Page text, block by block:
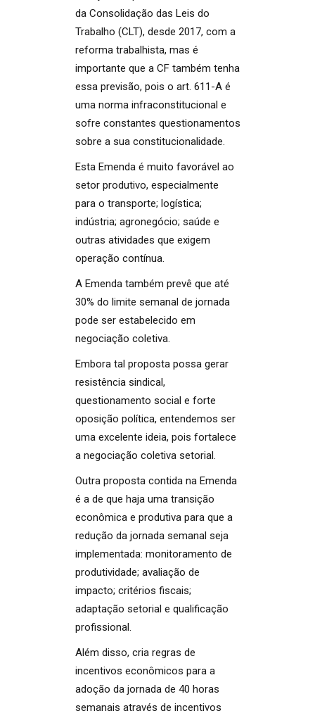
da Consolidação das Leis do
Trabalho (CLT), desde 2017, com a
reforma trabalhista, mas é
importante que a CF também tenha
essa previsão, pois o art. 611-A é
uma norma infraconstitucional e
sofre constantes questionamentos
sobre a sua constitucionalidade.
Esta Emenda é muito favorável ao
setor produtivo, especialmente
para o transporte; logística;
indústria; agronegócio; saúde e
outras atividades que exigem
operação contínua.
A Emenda também prevê que até
30% do limite semanal de jornada
pode ser estabelecido em
negociação coletiva.
Embora tal proposta possa gerar
resistência sindical,
questionamento social e forte
oposição política, entendemos ser
uma excelente ideia, pois fortalece
a negociação coletiva setorial.
Outra proposta contida na Emenda
é a de que haja uma transição
econômica e produtiva para que a
redução da jornada semanal seja
implementada: monitoramento de
produtividade; avaliação de
impacto; critérios fiscais;
adaptação setorial e qualificação
profissional.
Além disso, cria regras de
incentivos econômicos para a
adoção da jornada de 40 horas
semanais através de incentivos